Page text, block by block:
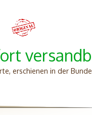
erschienen in der